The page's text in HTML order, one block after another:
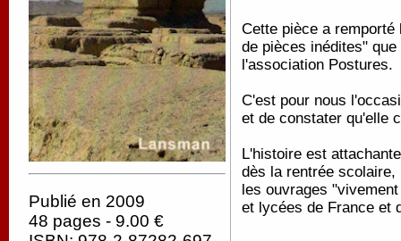
Publié en 2009
48 pages - 9.00 €
Cette pièce a
de pièces inédites"
l'association Postures.
C'est pour nous
et de constater qu'elle
L'histoire est
dès la rentrée
les ouvrages
et lycées de France et